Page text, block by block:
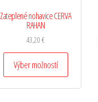
Zateplené nohavice CERVA
RAHAN
43,20€
Výber možností